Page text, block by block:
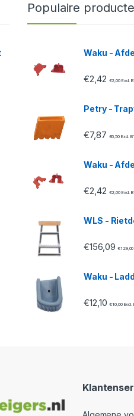
Populaire
Waku -
€2,42 €2,00Excl.
Petry -
€7,87 €6,50Excl.
Waku -
€2,42 €2,00Excl.
WLS -
€156,09 €129,00
Waku -
€12,10 €10,00Excl.